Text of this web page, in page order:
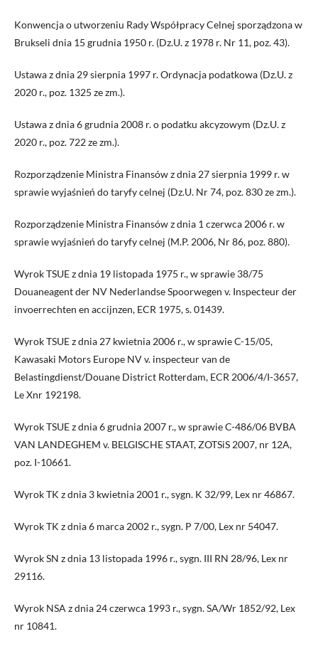
Konwencja o utworzeniu Rady Współpracy Celnej sporządzona w
Brukseli dnia 15 grudnia 1950 r. (Dz.U. z 1978 r. Nr 11, poz. 43).
Ustawa z dnia 29 sierpnia 1997 r. Ordynacja podatkowa (Dz.U. z
2020 r., poz. 1325 ze zm.).
Ustawa z dnia 6 grudnia 2008 r. o podatku akcyzowym (Dz.U. z
2020 r., poz. 722 ze zm.).
Rozporządzenie Ministra Finansów z dnia 27 sierpnia 1999 r. w
sprawie wyjaśnień do taryfy celnej (Dz.U. Nr 74, poz. 830 ze zm.).
Rozporządzenie Ministra Finansów z dnia 1 czerwca 2006 r. w
sprawie wyjaśnień do taryfy celnej (M.P. 2006, Nr 86, poz. 880).
Wyrok TSUE z dnia 19 listopada 1975 r., w sprawie 38/75
Douaneagent der NV Nederlandse Spoorwegen v. Inspecteur der
invoerrechten en accijnzen, ECR 1975, s. 01439.
Wyrok TSUE z dnia 27 kwietnia 2006 r., w sprawie C-15/05,
Kawasaki Motors Europe NV v. inspecteur van de
Belastingdienst/Douane District Rotterdam, ECR 2006/4/I-3657,
Le Xnr 192198.
Wyrok TSUE z dnia 6 grudnia 2007 r., w sprawie C-486/06 BVBA
VAN LANDEGHEM v. BELGISCHE STAAT, ZOTSiS 2007, nr 12A,
poz. I-10661.
Wyrok TK z dnia 3 kwietnia 2001 r., sygn. K 32/99, Lex nr 46867.
Wyrok TK z dnia 6 marca 2002 r., sygn. P 7/00, Lex nr 54047.
Wyrok SN z dnia 13 listopada 1996 r., sygn. III RN 28/96, Lex nr
29116.
Wyrok NSA z dnia 24 czerwca 1993 r., sygn. SA/Wr 1852/92, Lex
nr 10841.